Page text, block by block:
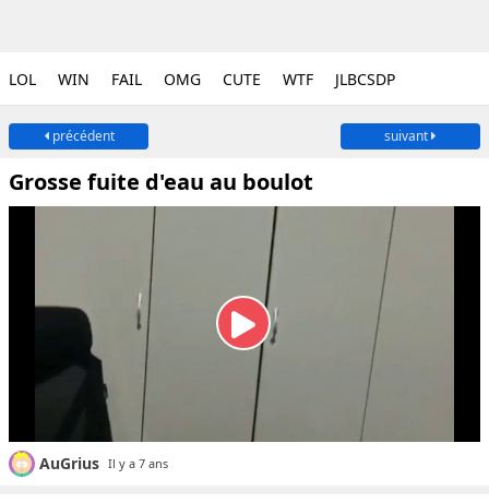
LOL WIN FAIL OMG CUTE WTF JLBCSDP
précédent suivant
Grosse fuite d'eau au boulot
AuGrius Il y a 7 ans